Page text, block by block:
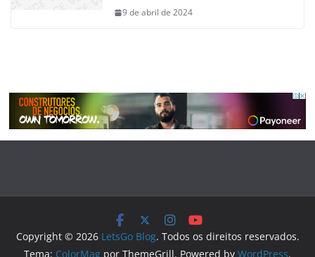
9 de abril de 2024
Copyright © 2026 LetsGo Blog. Todos os direitos reservados.
Tema: ColorMag por ThemeGrill. Powered by WordPress.